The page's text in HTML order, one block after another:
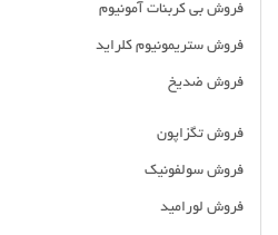
فروش بی کربنات آمونیوم
فروش ستریمونیوم کلراید
فروش ضدیخ
فروش تگزاپون
فروش سولفونیک
فروش لورامید